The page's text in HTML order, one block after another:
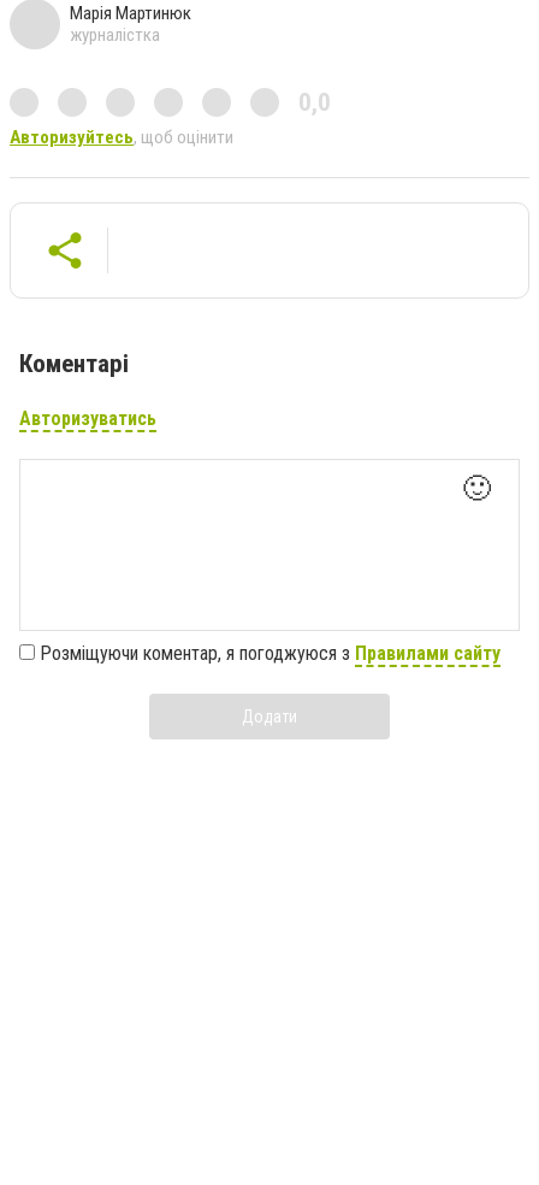
Марія Мартинюк
журналістка
0,0
Авторизуйтесь, щоб оцінити
Коментарі
Авторизуватись
🙂
Розміщуючи коментар, я погоджуюся з Правилами сайту
Додати